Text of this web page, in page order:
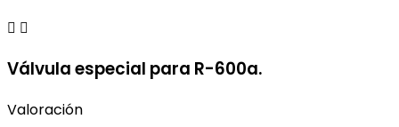
 
Válvula especial para R-600a.
Valoración